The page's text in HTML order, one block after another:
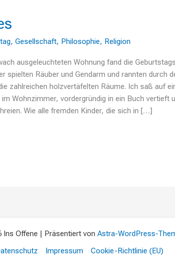
,Gesellschaft, Philosophie, Religion
ausgeleuchteten Wohnung fand die
spielten Räuber und Gendarm und rannten durch
zahlreichen holzvertäfelten Räume. Ich saß auf
Wohnzimmer, vordergründig in ein Buch vertieft
Wie alle fremden Kinder, die sich in […]
Offene | Präsentiert von Astra-WordPress-
Impressum Cookie-Richtlinie (EU)